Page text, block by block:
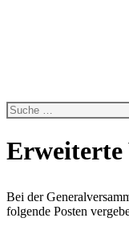
Erweiterte
Bei der
folgende Posten